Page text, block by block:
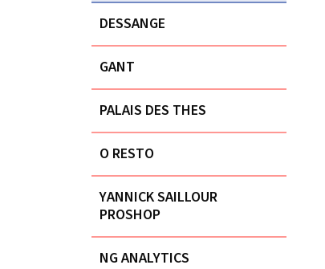
DESSANGE
GANT
PALAIS DES THES
O RESTO
YANNICK SAILLOUR
PROSHOP
NG ANALYTICS